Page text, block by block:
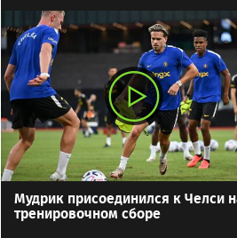
Мудрик присоединился к Челси
тренировочном сборе